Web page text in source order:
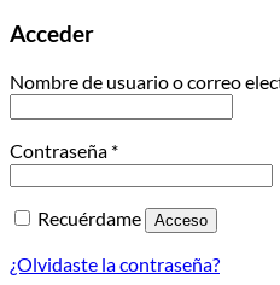
Acceder
Nombre de usuario o correo
Contraseña *Obligatorio
Recuérdame Acceso
¿Olvidaste la contraseña?